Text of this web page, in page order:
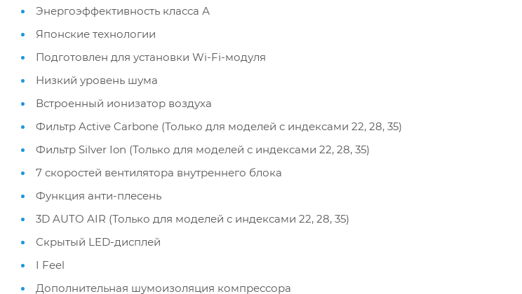
Энергоэффективность класса А
Японские технологии
Подготовлен для установки Wi-Fi-модуля
Низкий уровень шума
Встроенный ионизатор воздуха
Фильтр Active Carbone (Только для моделей с индексами 22, 28, 35)
Фильтр Silver Ion (Только для моделей с индексами 22, 28, 35)
7 скоростей вентилятора внутреннего блока
Функция анти-плесень
3D AUTO AIR (Только для моделей с индексами 22, 28, 35)
Скрытый LED-дисплей
I Feel
Дополнительная шумоизоляция компрессора